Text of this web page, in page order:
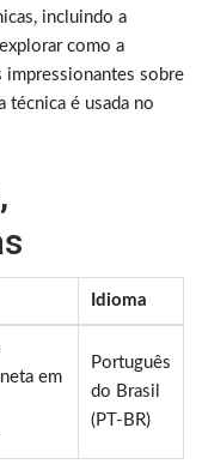
incluindo a
como a
impressionantes sobre
técnica é usada no
Idioma
em
Português
do Brasil
(PT-BR)